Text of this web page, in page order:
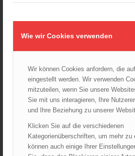
Wie wir Cookies verwenden
Wir können Cookies anfordern, die
eingestellt werden. Wir verwenden
mitzuteilen, wenn Sie unsere
Sie mit uns interagieren, Ihre
und Ihre Beziehung zu unserer
Klicken Sie auf die verschiedenen
Kategorienüberschriften, um mehr zu
können auch einige Ihrer
niederschwelliger Weg zum direkten